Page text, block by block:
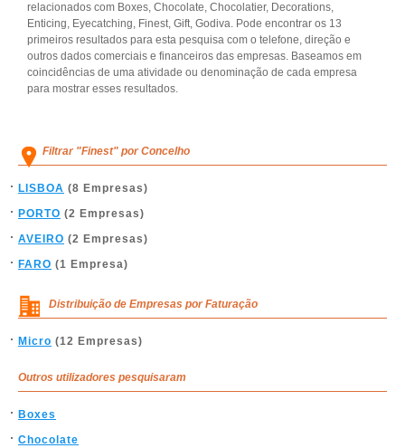
relacionados com Boxes, Chocolate, Chocolatier, Decorations,
Enticing, Eyecatching, Finest, Gift, Godiva. Pode encontrar os 13
primeiros resultados para esta pesquisa com o telefone, direção e
outros dados comerciais e financeiros das empresas. Baseamos em
coincidências de uma atividade ou denominação de cada empresa
para mostrar esses resultados.
Filtrar "Finest" por Concelho
LISBOA (8 Empresas)
PORTO (2 Empresas)
AVEIRO (2 Empresas)
FARO (1 Empresa)
Distribuição de Empresas por Faturação
Micro (12 Empresas)
Outros utilizadores pesquisaram
Boxes
Chocolate